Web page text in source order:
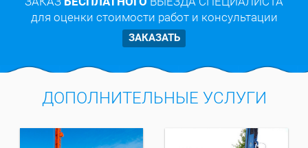
для оценки стоимости работ и консультации
ЗАКАЗАТЬ
ДОПОЛНИТЕЛЬНЫЕ УСЛУГИ